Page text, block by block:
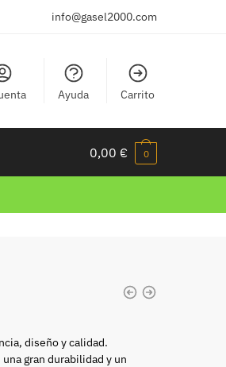
info@gasel2000.com
Ayuda Carrito
0,00 € 0
diseño y calidad.
gran durabilidad y un